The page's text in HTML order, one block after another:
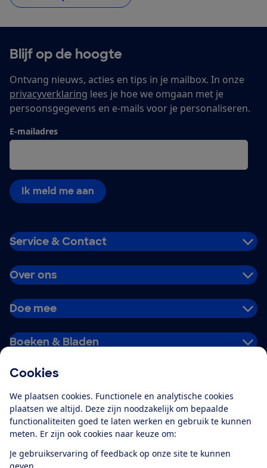
Cookies
We plaatsen cookies. Functionele en analytische cookies
plaatsen we altijd. Deze zijn noodzakelijk om bepaalde
functionaliteiten goed te laten werken en gebruik te kunnen
meten. Er zijn ook cookies naar keuze om:
Je gebruikservaring of feedback op onze site te kunnen
Blijf op de hoogte
Ontvang nieuws, acties en tips in je mailbox. In onze
privacyverklaring lees je hoe we omgaan met je
persoonsgegevens en e-mails voor je personaliseren.
E-mailadres
Ik meld me aan
Service & Contact
Over ons
Doe mee
Boeken & Bladen
Alles over de
app